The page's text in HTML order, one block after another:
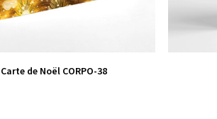
VIEW PRODUCT
Carte de Noël CORPO-38